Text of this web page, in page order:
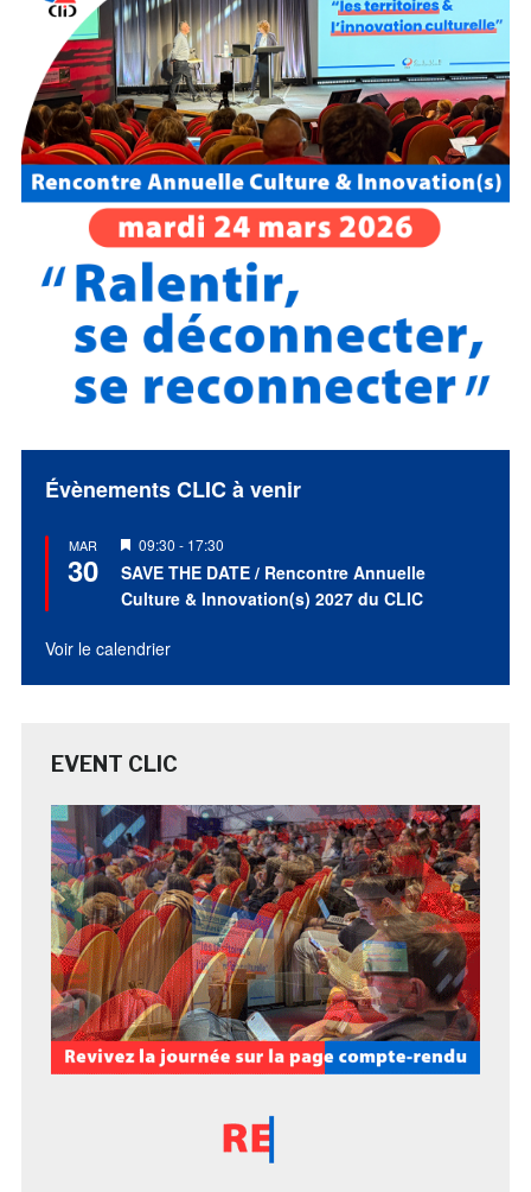
Évènements CLIC à venir
MAR
30
Mis
en
avant
09:30 - 17:30
SAVE THE DATE / Rencontre Annuelle
Culture & Innovation(s) 2027 du CLIC
Voir le calendrier
EVENT CLIC